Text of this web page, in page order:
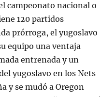
campeonato nacional o
120 partidos
prórroga, el yugoslavo
equipo una ventaja
entrenada y un
yugoslavo en los Nets
y se mudó a Oregon